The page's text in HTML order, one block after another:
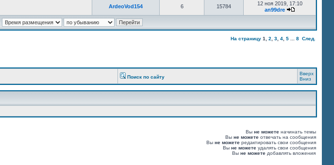
ArdeoVod154 6 15784
12 ноя 2019, 17:10
an99dre
На страницу 1 2 3 4 5 8 След.
Поиск по сайту
Вверх
Вниз
Вы не можете начинать темы
Вы не можете отвечать на сообщения
Вы не можете редактировать свои сообщения
Вы не можете удалять свои сообщения
Вы не можете добавлять вложения